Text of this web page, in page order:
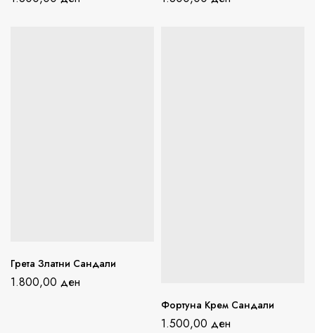
Грета Златни Сандали
1.800,00 ден
Фортуна Крем Сандали
1.500,00 ден